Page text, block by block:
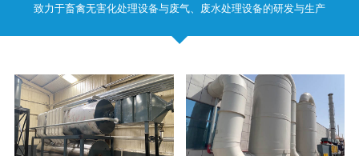
致力于畜禽无害化处理设备与废气、废水处理设备的研发与生产